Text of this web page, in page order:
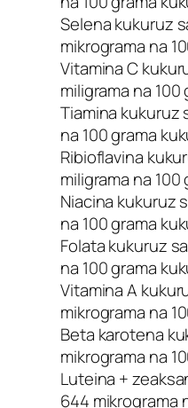
Selena kukuruz
mikrograma na
Vitamina C
miligrama na
Tiamina kukuruz
na 100 grama
Ribioflavina
miligrama na
Niacina kukuruz
na 100 grama
Folata kukuruz
na 100 grama
Vitamina A
mikrograma na
Beta karotena
mikrograma na
Luteina +
644 mikrograma